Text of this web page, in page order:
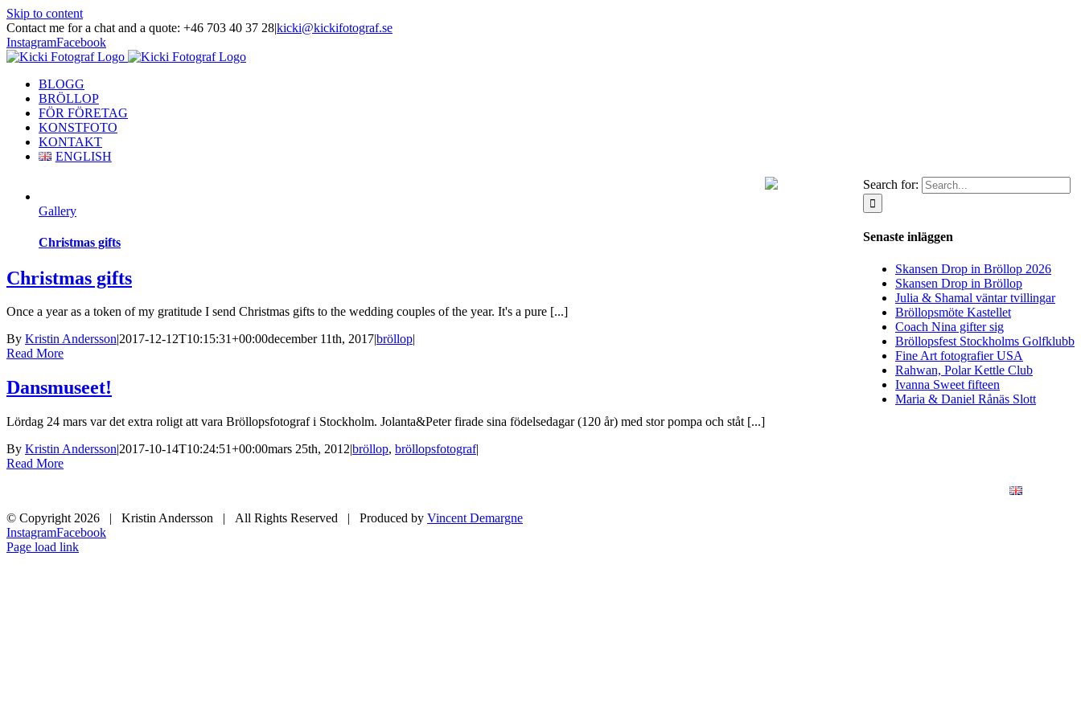
Skip to content
Contact me for a chat and a quote: +46 703 40 37 28|kicki@kickifotograf.se
InstagramFacebook
BLOGG
BRÖLLOP
FÖR FÖRETAG
KONSTFOTO
KONTAKT
ENGLISH
Gallery
Christmas gifts
Christmas gifts
Once a year as a token of my gratitude I send Christmas gifts to the wedding couples of the year. It's a pure [...]
By Kristin Andersson|2017-12-12T10:15:31+00:00december 11th, 2017|bröllop|
Read More
Dansmuseet!
Lördag 24 mars var det extra roligt att vara Bröllopsfotograf i Stockholm. Jolanta&Peter firade sina födelsedagar (120 år) med stor pompa och ståt [...]
By Kristin Andersson|2017-10-14T10:24:51+00:00mars 25th, 2012|bröllop, bröllopsfotograf|
Read More
Search for:
Senaste inläggen
Skansen Drop in Bröllop 2026
Skansen Drop in Bröllop
Julia & Shamal väntar tvillingar
Bröllopsmöte Kastellet
Coach Nina gifter sig
Bröllopsfest Stockholms Golfklubb
Fine Art fotografier USA
Rahwan, Polar Kettle Club
Ivanna Sweet fifteen
Maria & Daniel Rånäs Slott
© Copyright 2026 | Kristin Andersson | All Rights Reserved | Produced by Vincent Demargne
InstagramFacebook
Page load link